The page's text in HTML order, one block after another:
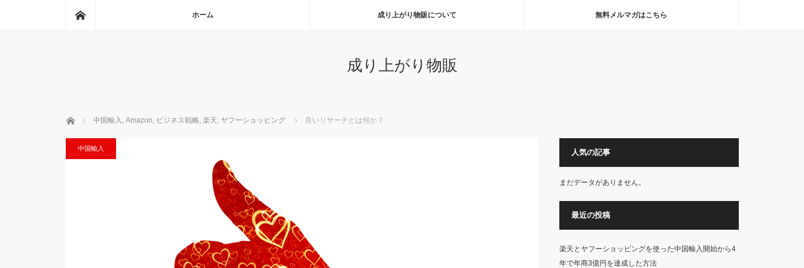
ホーム 成り上がり物販について 無料メルマガはこちら
成り上がり物販
ホーム 中国輸入 , Amazon, ビジネス戦略, 楽天, ヤフーショッピング 良いリサーチとは何か？
中国輸入 人気の記事
まだデータがありません。
最近の投稿
楽天とヤフーショッピングを使った中国輸入開始から4
年で年商3億円を達成した方法